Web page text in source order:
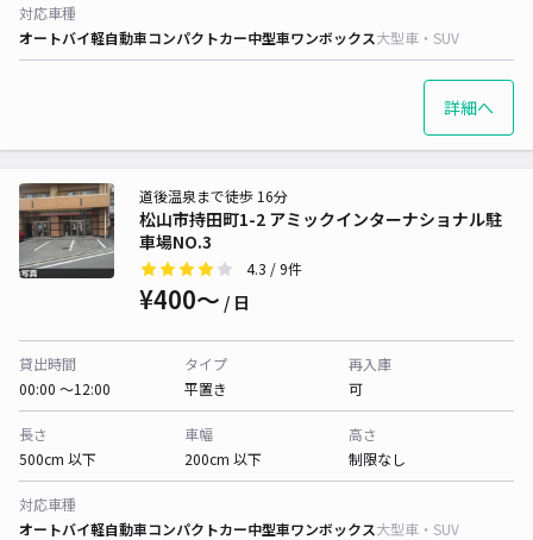
対応車種
オートバイ軽自動車コンパクトカー中型車ワンボックス大型車・SUV
詳細へ
松山市持田町1-2 アミックインターナショナル駐
車場NO.3
道後温泉まで徒歩 16分
4.3 / 9件
¥400〜 / 日
貸出時間
00:00 〜12:00
タイプ
平置き
再入庫
可
長さ
500cm 以下
車幅
200cm 以下
高さ
制限なし
対応車種
オートバイ軽自動車コンパクトカー中型車ワンボックス大型車・SUV